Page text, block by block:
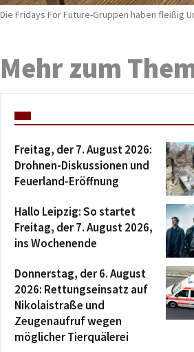
Die Fridays For Future-Gruppen haben fleißig
Mehr zum
Freitag, der 7. August 2026:
Drohnen-Diskussionen und
Feuerland-Eröffnung
Hallo Leipzig: So startet
Freitag, der 7. August 2026,
ins Wochenende
Donnerstag, der 6. August
2026: Rettungseinsatz auf
Nikolaistraße und
Zeugenaufruf wegen
möglicher Tierquälerei